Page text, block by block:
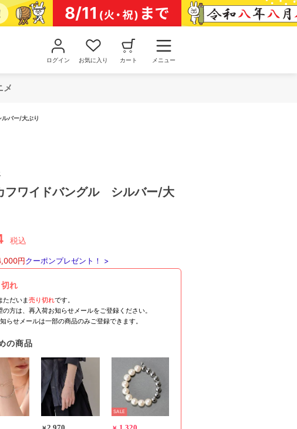
ログイン お気に入り カート メニュー
メ
バー/大ぶり
フワイドバングル シルバー/大
税込
円クーポンプレゼント！ >
れ
ただいま売り切れです。
の方は、再入荷お知らせメールをご登録ください。
らせメールは一部の商品のみご登録できます。
の商品
SALE